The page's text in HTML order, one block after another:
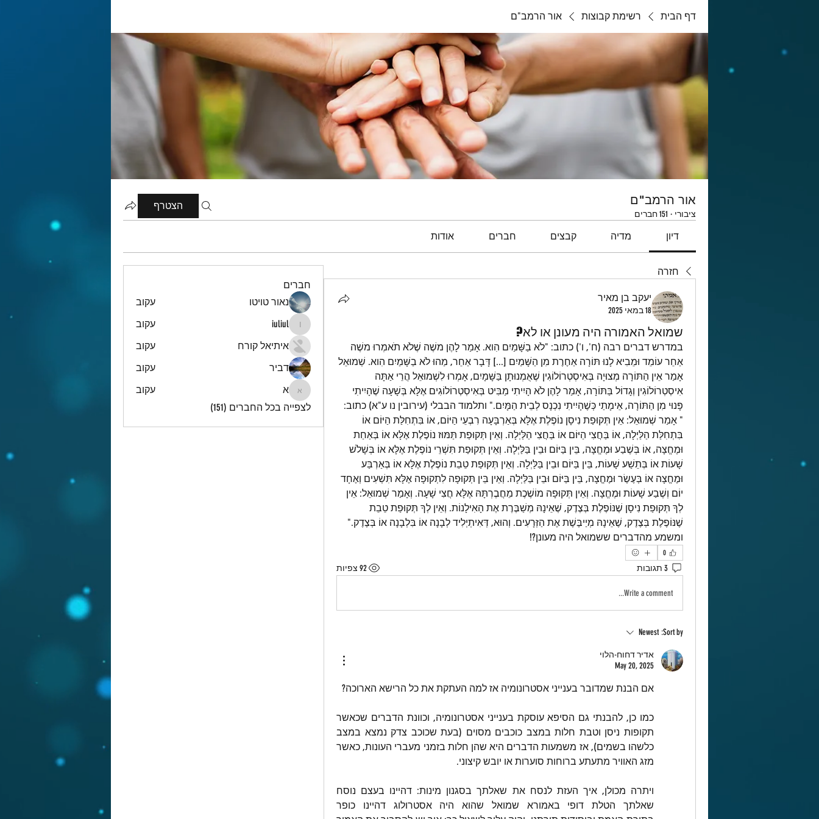
דף הבית רשימת קבוצות אור הרמב"ם
אור הרמב"ם
ציבורי · 151 חברים
הצטרף
דיון מדיה קבצים חברים אודות
חזרה
יעקב בן מאיר
18 במאי 2025
שמואל האמורה היה מעונן או לא?
ומשמע מהדברים ששמואל היה מעונן?!
0
3 תגובות 92 צפיות
Write a comment...
Sort by:
Newest
אדיר דחוח-הלוי
May 20, 2025
אם הבנת שמדובר בענייני אסטרונומיה אז למה העתקת את כל הרישא הארוכה?
כמו כן, להבנתי גם הסיפא עוסקת בענייני אסטרונומיה, וכוונת הדברים שכאשר
תקופות ניסן וטבת חלות במצב כוכבים מסוים (בעת שכוכב צדק נמצא במצב
כלשהו בשמים), אז משמעות הדברים היא שהן חלות בזמני מעברי העונות, כאשר
מזג האוויר מתעתע ברוחות סוערות או יובש קיצוני.
שאלתך הטלת דופי באמורא שמואל שהוא היה אסטרולוג דהיינו כופר
חברים
נאור טויטו
עקוב
iuliul
iuliul
עקוב
איתיאל קורח
עקוב
דביר
עקוב
א
עקוב
לצפייה בכל החברים (151)